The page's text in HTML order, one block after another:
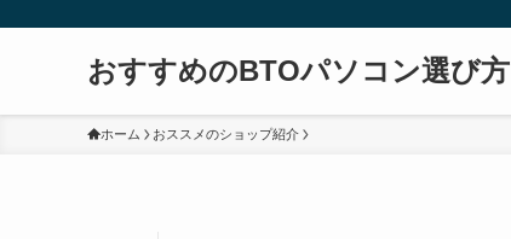
おすすめのBTOパソコン選び方
ホーム おススメのショップ紹介